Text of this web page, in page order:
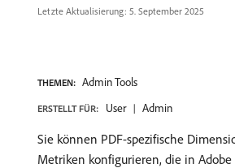
Letzte Aktualisierung: 5. September 2025
THEMEN: Admin Tools
ERSTELLT FÜR: User Admin
Sie können PDF-spezifische
Metriken konfigurieren, die in